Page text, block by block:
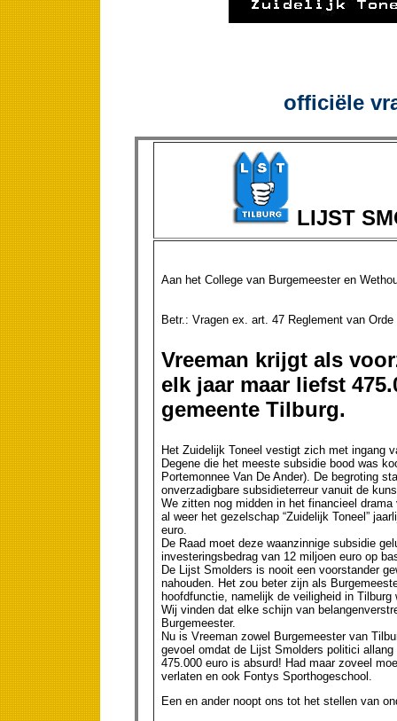
officiële
LIJST
Aan het College van Burgemeester en
Betr.: Vragen ex. art. 47
Vreeman krijgt als
elk jaar maar liefst
gemeente Tilburg.
Het Zuidelijk Toneel vestigt zich met ingang
Degene die het meeste subsidie bood was
Portemonnee Van De Ander). De begroting
onverzadigbare subsidieterreur vanuit de
We zitten nog midden in het financieel
al weer het gezelschap “Zuidelijk Toneel”
euro.
De Raad moet deze waanzinnige subsidie
investeringsbedrag van 12 miljoen euro op
De Lijst Smolders is nooit een voorstander
nahouden. Het zou beter zijn als
hoofdfunctie, namelijk de veiligheid in Tilburg
Wij vinden dat elke schijn van
Burgemeester.
Nu is Vreeman zowel Burgemeester van
gevoel omdat de Lijst Smolders politici
475.000 euro is absurd! Had maar zoveel
verlaten en ook Fontys Sporthogeschool.
Een en ander noopt ons tot het stellen van